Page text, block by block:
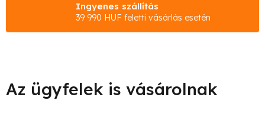
Ingyenes szállítás
39 990 HUF feletti vásárlás esetén